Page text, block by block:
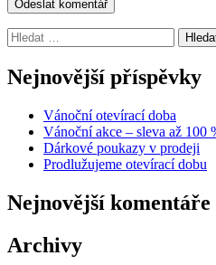
Vyhledávání
Nejnovější příspěvky
Vánoční otevírací doba
Vánoční akce – sleva až 100
Dárkové poukazy v prodeji
Prodlužujeme otevírací dobu
Nejnovější komentáře
Archivy